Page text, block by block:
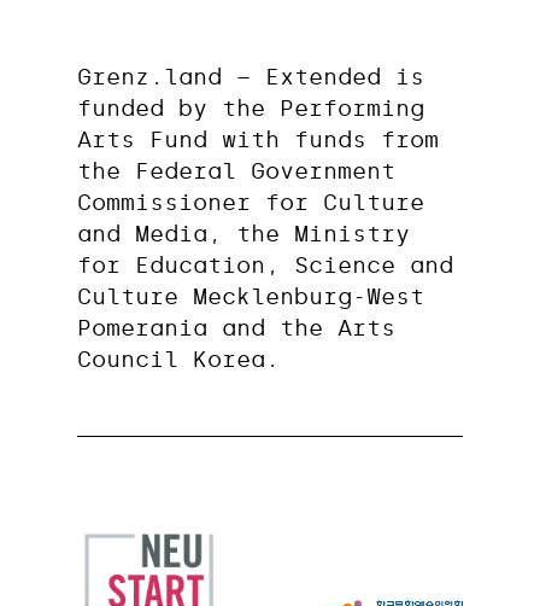
Grenz.land – Extended is
funded by the Performing
Arts Fund with funds from
the Federal Government
Commissioner for Culture
and Media, the Ministry
for Education, Science and
Culture Mecklenburg-West
Pomerania and the Arts
Council Korea.